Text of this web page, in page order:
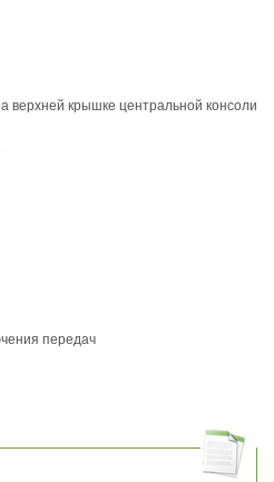
верхней крышке центральной консоли
передач